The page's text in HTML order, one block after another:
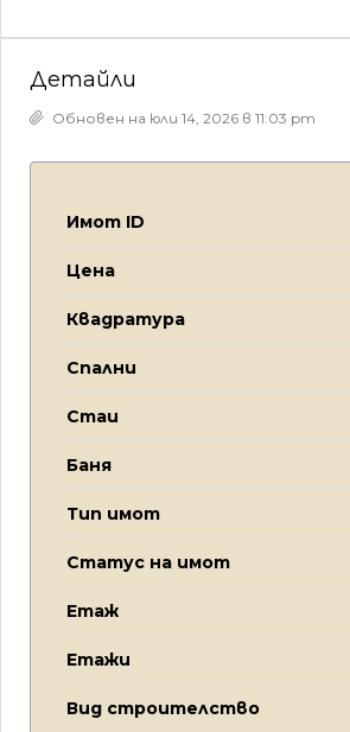
Детайли
Обновен на юли 14, 2026 в 11:03 pm
Имот ID
Цена
Квадратура
Спални
Стаи
Баня
Тип имот
Статус на имот
Етаж
Етажи
Вид строителство